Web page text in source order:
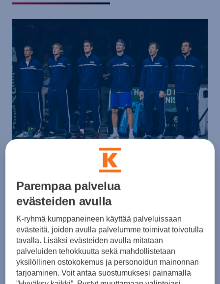
Miesten maajoukkue, Porsche Davis Cup Team Finland,
jatkaa otteluitaan Portugalia vastaan Turun Gatorade
Centerissä 2.-3.2.2024. Myös Porsche on Tour -kiertue
saapuu tapahtumaan.
Maajoukkueen kapteeniJarkko Nieminenvalitsi ottelun
viisikokseen tutut pelaajat historiallisesta viime vuoden
joukkueesta:Emil Ruusuvuori,Otto Virtanen,Patrick
Parempaa palvelua
evästeiden avulla
K-ryhmä kumppaneineen käyttää palveluissaan
evästeitä, joiden avulla palvelumme toimivat toivotulla
tavalla. Lisäksi evästeiden avulla mitataan
palveluiden tehokkuutta sekä mahdollistetaan
yksilöllinen ostokokemus ja personoidun mainonnan
tarjoaminen. Voit antaa suostumuksesi painamalla